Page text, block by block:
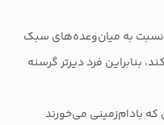
نسبت به میان‌وعده‌های سبک
بنابراین فرد دیرتر گرسنه
که بادام‌زمینی می‌خورند